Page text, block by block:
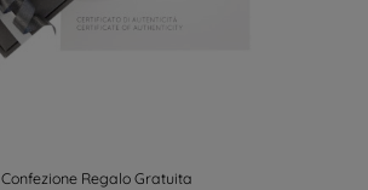
Confezione Regalo Gratuita